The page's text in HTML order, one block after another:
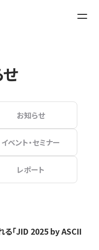
お知らせ
イベント・セミナー
レポート
る「JID 2025 by ASCII